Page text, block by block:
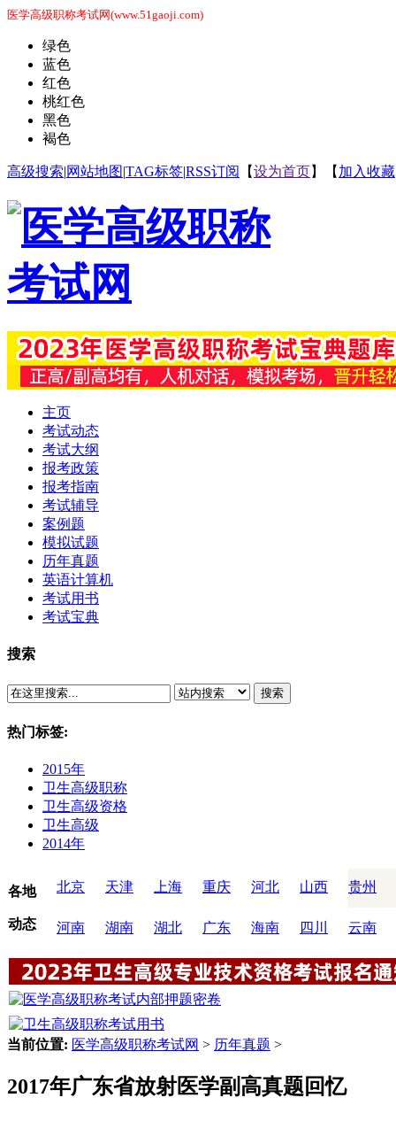
医学高级职称考试网(www.51gaoji.com)
绿色
蓝色
红色
桃红色
黑色
褐色
高级搜索|网站地图|TAG标签|RSS订阅 【设为首页】【 加入收藏
主页
考试动态
考试大纲
报考政策
报考指南
考试辅导
案例题
模拟试题
历年真题
英语计算机
考试用书
考试宝典
搜索
搜索
热门标签:
2015年
卫生高级职称
卫生高级资格
卫生高级
2014年
各地
动态
北京 天津 上海 重庆 河北 山西 贵州
河南 湖南 湖北 广东 海南 四川 云南
当前位置: 医学高级职称考试网 > 历年真题 >
2017年广东省放射医学副高真题回忆